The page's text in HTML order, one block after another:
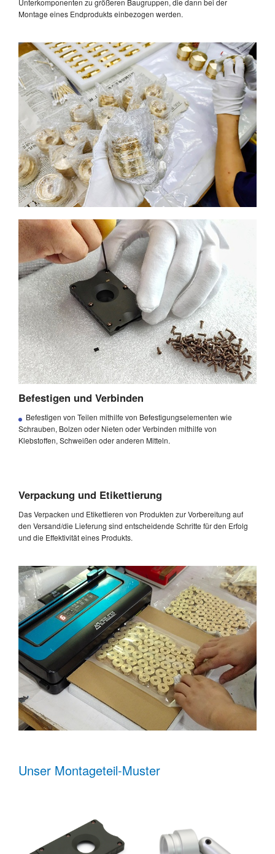
Montage eines Endprodukts einbezogen werden.
Befestigen und Verbinden
Befestigen von Teilen mithilfe von Befestigungselementen wie
Schrauben, Bolzen oder Nieten oder Verbinden mithilfe von
Klebstoffen, Schweißen oder anderen Mitteln.
Verpackung und Etikettierung
Das Verpacken und Etikettieren von Produkten zur Vorbereitung auf
den Versand/die Lieferung sind entscheidende Schritte für den Erfolg
und die Effektivität eines Produkts.
Unser Montageteil-Muster